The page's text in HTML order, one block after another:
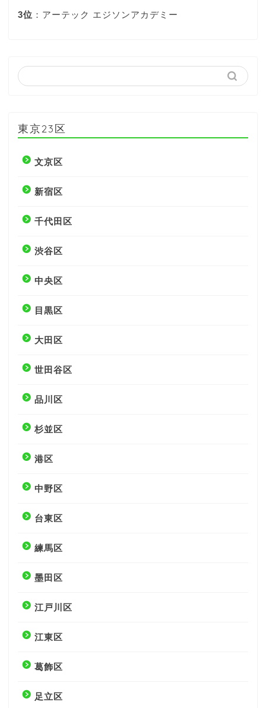
3位 ：アーテック エジソンアカデミー
東京23区
文京区
新宿区
千代田区
渋谷区
中央区
目黒区
大田区
世田谷区
品川区
杉並区
港区
中野区
台東区
練馬区
墨田区
江戸川区
江東区
葛飾区
足立区